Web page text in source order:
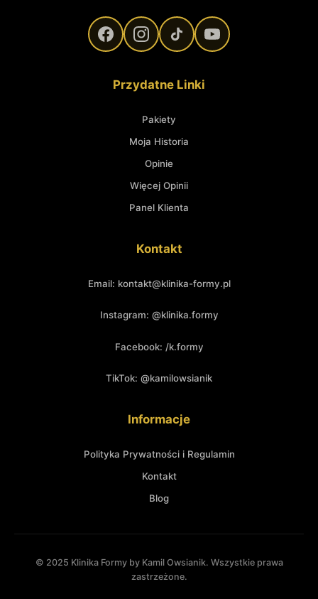
Przydatne Linki
Pakiety
Moja Historia
Opinie
Więcej Opinii
Panel Klienta
Kontakt
Email: kontakt@klinika-formy.pl
Instagram: @klinika.formy
Facebook: /k.formy
TikTok: @kamilowsianik
Informacje
Polityka Prywatności i Regulamin
Kontakt
Blog
© 2025 Klinika Formy by Kamil Owsianik. Wszystkie prawa
zastrzeżone.